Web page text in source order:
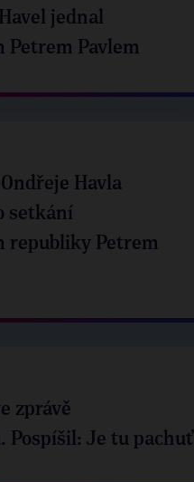
jednal
Petrem Pavlem
Havla
setkání
republiky Petrem
zprávě
Pospíšil: Je tu pachuť